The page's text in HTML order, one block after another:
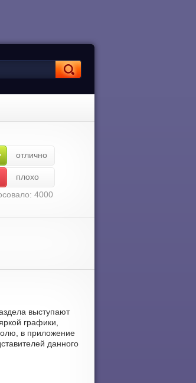
отлично
плохо
4000
выступают
графики,
в приложение
данного